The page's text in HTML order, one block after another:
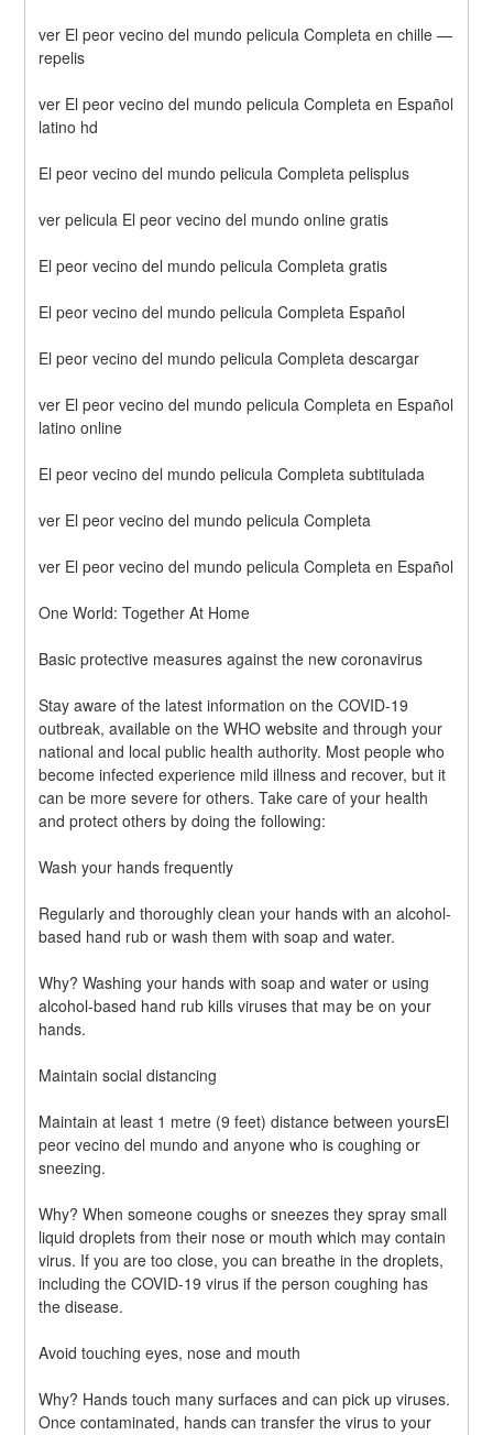
ver El peor vecino del mundo pelicula Completa en chille —
repelis
ver El peor vecino del mundo pelicula Completa en Español
latino hd
El peor vecino del mundo pelicula Completa pelisplus
ver pelicula El peor vecino del mundo online gratis
El peor vecino del mundo pelicula Completa gratis
El peor vecino del mundo pelicula Completa Español
El peor vecino del mundo pelicula Completa descargar
ver El peor vecino del mundo pelicula Completa en Español
latino online
El peor vecino del mundo pelicula Completa subtitulada
ver El peor vecino del mundo pelicula Completa
ver El peor vecino del mundo pelicula Completa en Español
One World: Together At Home
Basic protective measures against the new coronavirus
Stay aware of the latest information on the COVID-19
outbreak, available on the WHO website and through your
national and local public health authority. Most people who
become infected experience mild illness and recover, but it
can be more severe for others. Take care of your health
and protect others by doing the following:
Wash your hands frequently
Regularly and thoroughly clean your hands with an alcohol-
based hand rub or wash them with soap and water.
Why? Washing your hands with soap and water or using
alcohol-based hand rub kills viruses that may be on your
hands.
Maintain social distancing
Maintain at least 1 metre (9 feet) distance between yoursEl
peor vecino del mundo and anyone who is coughing or
sneezing.
Why? When someone coughs or sneezes they spray small
liquid droplets from their nose or mouth which may contain
virus. If you are too close, you can breathe in the droplets,
including the COVID-19 virus if the person coughing has
the disease.
Avoid touching eyes, nose and mouth
Why? Hands touch many surfaces and can pick up viruses.
Once contaminated, hands can transfer the virus to your